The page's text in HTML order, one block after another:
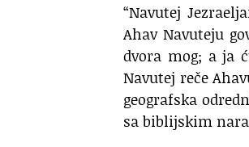
“Navutej
Ahav Navuteju
dvora mog; a ja
Navutej reče
geografska
sa biblijskim